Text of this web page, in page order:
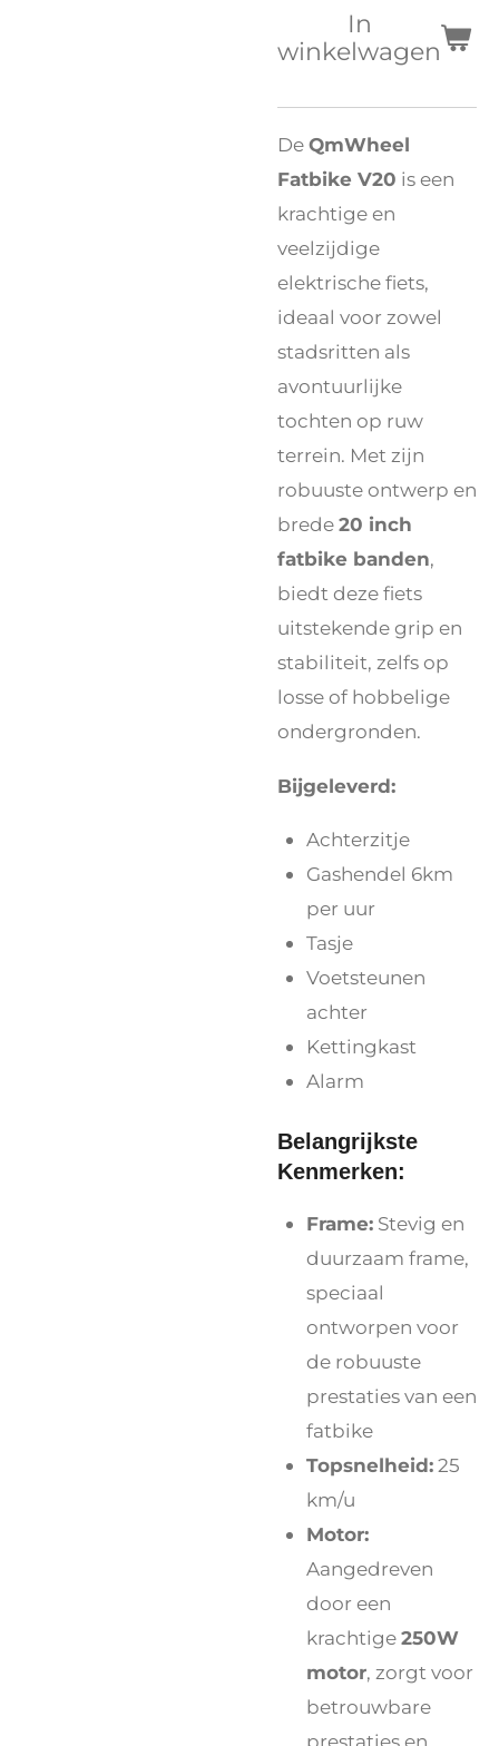
In
winkelwagen
DeQmWheel
Fatbike V20 is een
krachtige en
veelzijdige
elektrische fiets,
ideaal voor zowel
stadsritten als
avontuurlijke
tochten op ruw
terrein. Met zijn
robuuste ontwerp en
brede20 inch
fatbike banden,
biedt deze fiets
uitstekende grip en
stabiliteit, zelfs op
losse of hobbelige
ondergronden.
Bijgeleverd:
Achterzitje
Gashendel 6km
per uur
Tasje
Voetsteunen
achter
Kettingkast
Alarm
Belangrijkste
Kenmerken:
Frame: Stevig en
duurzaam frame,
speciaal
ontworpen voor
de robuuste
prestaties van een
fatbike
Topsnelheid:25
km/u
Motor:
Aangedreven
door een
krachtige250W
motor, zorgt voor
betrouwbare
prestaties en